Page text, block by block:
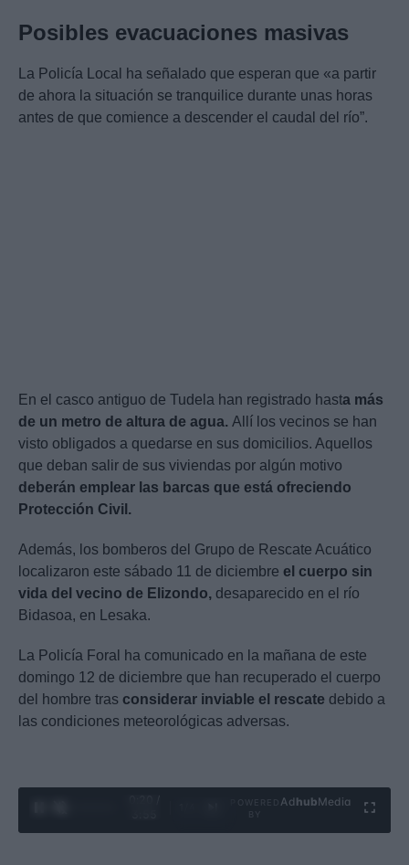
Posibles evacuaciones masivas
La Policía Local ha señalado que esperan que «a partir
de ahora la situación se tranquilice durante unas horas
antes de que comience a descender el caudal del río”.
En el casco antiguo de Tudela han registrado hasta más
de un metro de altura de agua. Allí los vecinos se han
visto obligados a quedarse en sus domicilios. Aquellos
que deban salir de sus viviendas por algún motivo
deberán emplear las barcas que está ofreciendo
Protección Civil.
Además, los bomberos del Grupo de Rescate Acuático
localizaron este sábado 11 de diciembre el cuerpo sin
vida del vecino de Elizondo, desaparecido en el río
Bidasoa, en Lesaka.
La Policía Foral ha comunicado en la mañana de este
domingo 12 de diciembre que han recuperado el cuerpo
del hombre tras considerar inviable el rescate debido a
las condiciones meteorológicas adversas.
Ad hubMedia